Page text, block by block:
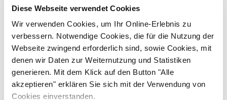
Diese Webseite verwendet Cookies
Wir verwenden Cookies, um Ihr Online-Erlebnis zu
verbessern. Notwendige Cookies, die für die Nutzung der
Webseite zwingend erforderlich sind, sowie Cookies, mit
denen wir Daten zur Weiternutzung und Statistiken
generieren. Mit dem Klick auf den Button "Alle
akzeptieren" erklären Sie sich mit der Verwendung von
Cookies einverstanden.
Abgassstufe:
Einsatzgewicht
3.240 kg
Zubehör
Schnellwechsler HS03